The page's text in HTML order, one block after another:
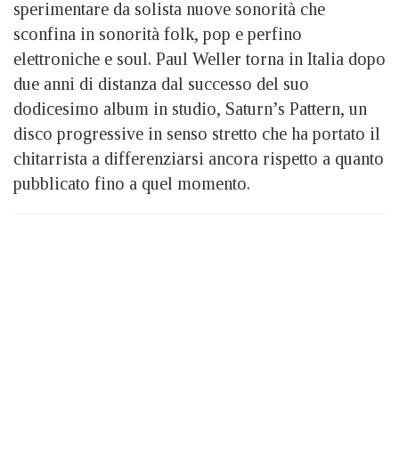
sperimentare da solista nuove sonorità che
sconfina in sonorità folk, pop e perfino
elettroniche e soul. Paul Weller torna in Italia dopo
due anni di distanza dal successo del suo
dodicesimo album in studio, Saturn’s Pattern, un
disco progressive in senso stretto che ha portato il
chitarrista a differenziarsi ancora rispetto a quanto
pubblicato fino a quel momento.